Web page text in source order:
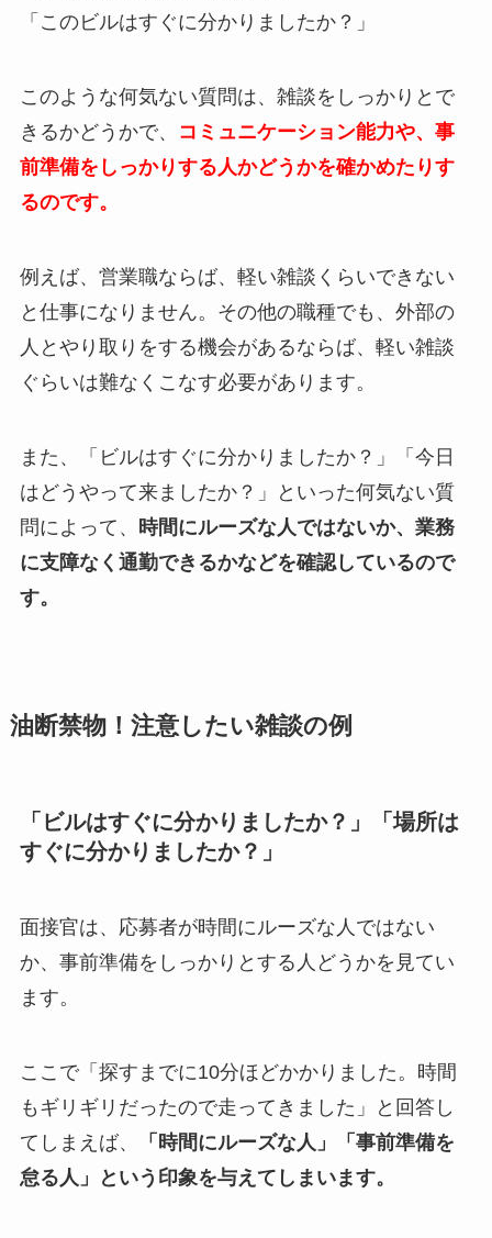
「このビルはすぐに分かりましたか？」
このような何気ない質問は、雑談をしっかりとで
きるかどうかで、
コミュニケーション能力や、事
前準備をしっかりする人かどうかを確かめたりす
るのです。
例えば、営業職ならば、軽い雑談くらいできない
と仕事になりません。その他の職種でも、外部の
人とやり取りをする機会があるならば、軽い雑談
ぐらいは難なくこなす必要があります。
また、「ビルはすぐに分かりましたか？」「今日
はどうやって来ましたか？」といった何気ない質
問によって、
時間にルーズな人ではないか、業務
に支障なく通勤できるかなどを確認しているので
す。
油断禁物！注意したい雑談の例
「ビルはすぐに分かりましたか？」「場所は
すぐに分かりましたか？」
面接官は、応募者が時間にルーズな人ではない
か、事前準備をしっかりとする人どうかを見てい
ます。
ここで「探すまでに10分ほどかかりました。時間
もギリギリだったので走ってきました」と回答し
てしまえば、
「時間にルーズな人」「事前準備を
怠る人」という印象を与えてしまいます。